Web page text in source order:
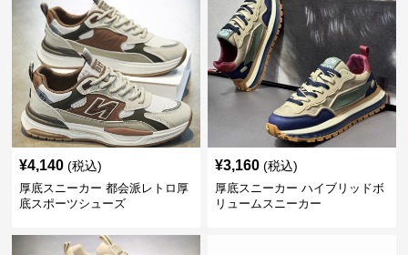
¥4,140 (税込)
厚底スニーカー 都会派レトロ厚
底スポーツシューズ
¥3,160 (税込)
厚底スニーカー ハイブリッドボ
リュームスニーカー